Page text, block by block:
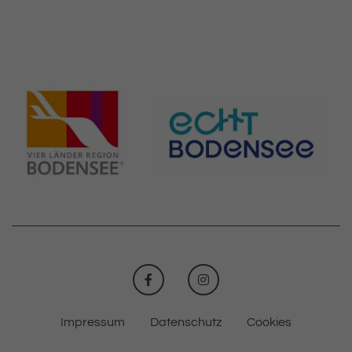
FACEBOOKINSTAGRAM
Impressum Datenschutz Cookies